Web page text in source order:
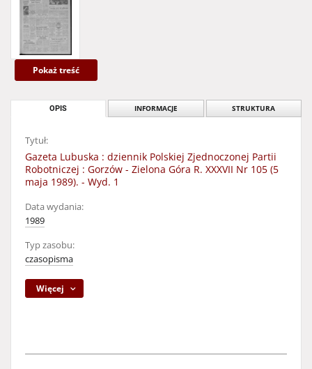
Pokaż treść
OPIS INFORMACJE STRUKTURA
Tytuł:
Gazeta Lubuska : dziennik Polskiej Zjednoczonej Partii
Robotniczej : Gorzów - Zielona Góra R. XXXVII Nr 105 (5
maja 1989). - Wyd. 1
Data wydania:
1989
Typ zasobu:
czasopisma
Więcej